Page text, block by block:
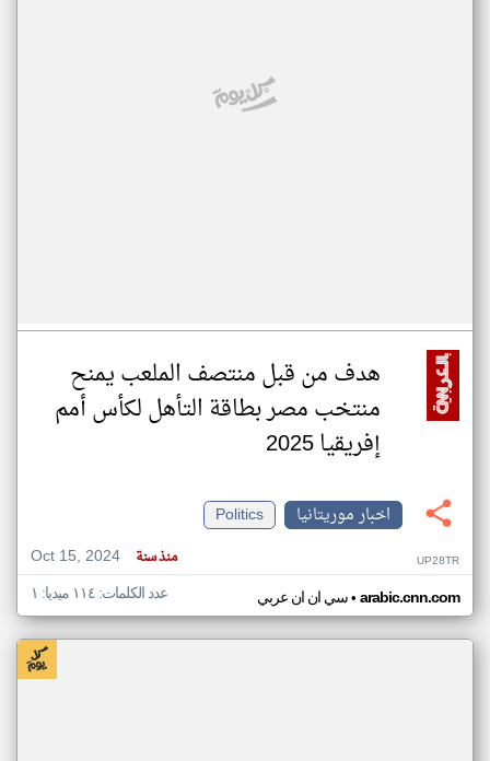
هدف من قبل منتصف الملعب يمنح
منتخب مصر بطاقة التأهل لكأس أمم
إفريقيا 2025
اخبار موريتانيا
Politics
Oct 15, 2024
منذ سنة UP28TR
سي ان ان عربي• arabic.cnn.com عدد الكلمات: ١١٤ ميديا: ١